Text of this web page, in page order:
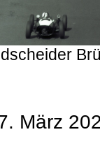
März